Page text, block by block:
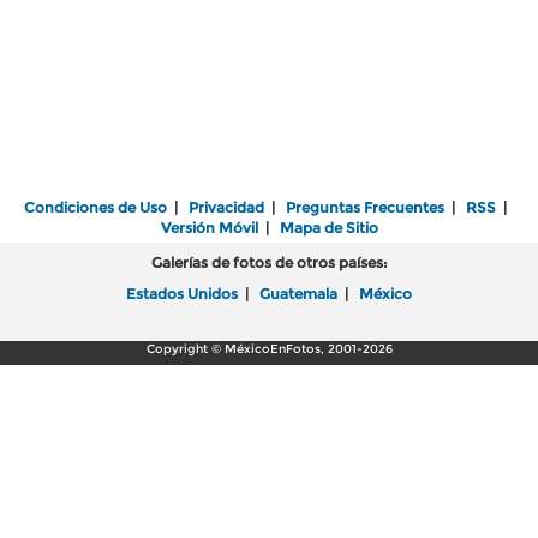
Condiciones de Uso | Privacidad | Preguntas Frecuentes | RSS |
Versión Móvil| Mapa de Sitio
Galerías de fotos de otros países:
Estados Unidos | Guatemala | México
Copyright © MéxicoEnFotos, 2001-2026